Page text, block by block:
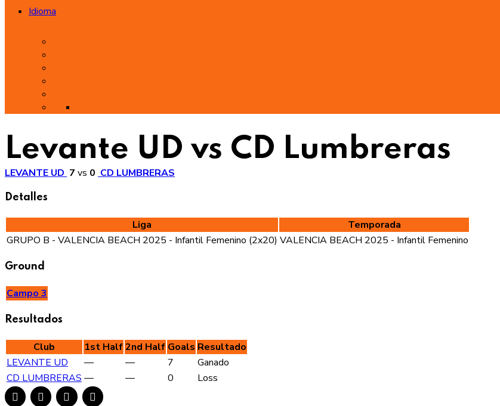
Idioma
Levante UD vs CD Lumbreras
LEVANTE UD 7 vs 0 CD LUMBRERAS
Detalles
Liga
Temporada
GRUPO B - VALENCIA BEACH 2025 - Infantil Femenino (2x20) VALENCIA BEACH 2025 - Infantil Femenino
Ground
Campo 3
Resultados
Club 1st Half2nd Half Goals Resultado
LEVANTE UD
— — 7
Ganado
CD LUMBRERAS — — 0 Loss